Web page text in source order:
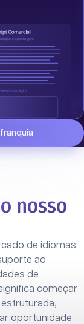
nosso
de idiomas:
ao
de
começar
oportunidade